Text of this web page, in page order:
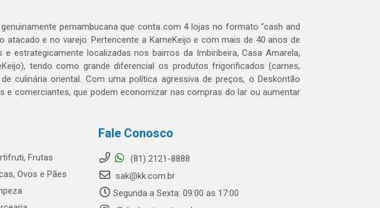
pernambucana que conta com 4 lojas no formato “cash and
atacado e no varejo. Pertencente a KarneKeijo e com mais de 40 anos de
estrategicamente localizadas nos bairros da Imbiribeira, Casa Amarela,
tendo como grande diferencial os produtos frigorificados (carnes,
culinária oriental. Com uma política agressiva de preços, o Deskontão
e comerciantes, que podem economizar nas compras do lar ou aumentar
Frutas
Ovos e Pães
Fale Conosco
(81) 2121-8888
sak@kk.com.br
Segunda a Sexta: 09:00 as 17:00